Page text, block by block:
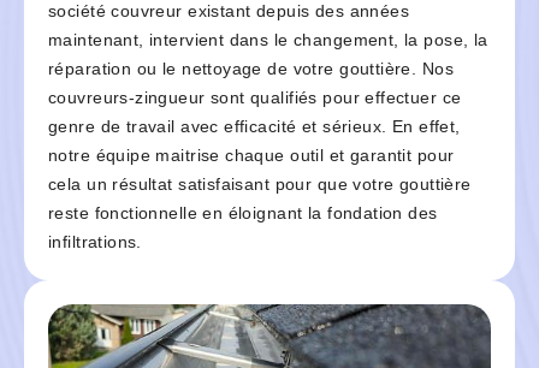
société couvreur existant depuis des années
maintenant, intervient dans le changement, la pose, la
réparation ou le nettoyage de votre gouttière. Nos
couvreurs-zingueur sont qualifiés pour effectuer ce
genre de travail avec efficacité et sérieux. En effet,
notre équipe maitrise chaque outil et garantit pour
cela un résultat satisfaisant pour que votre gouttière
reste fonctionnelle en éloignant la fondation des
infiltrations.